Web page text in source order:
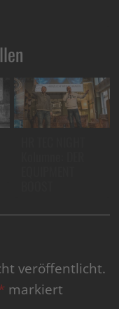
veröffentlicht.
markiert